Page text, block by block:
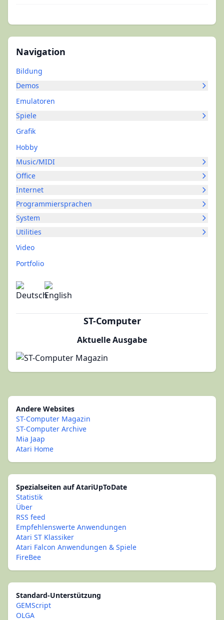
Navigation
Bildung
Demos
Emulatoren
Spiele
Grafik
Hobby
Music/MIDI
Office
Internet
Programmiersprachen
System
Utilities
Video
Portfolio
ST-Computer
Aktuelle Ausgabe
Andere Websites
ST-Computer Magazin
ST-Computer Archive
Mia Jaap
Atari Home
Spezialseiten auf AtariUpToDate
Statistik
Über
RSS feed
Empfehlenswerte Anwendungen
Atari ST Klassiker
Atari Falcon Anwendungen & Spiele
FireBee
Standard-Unterstützung
GEMScript
OLGA